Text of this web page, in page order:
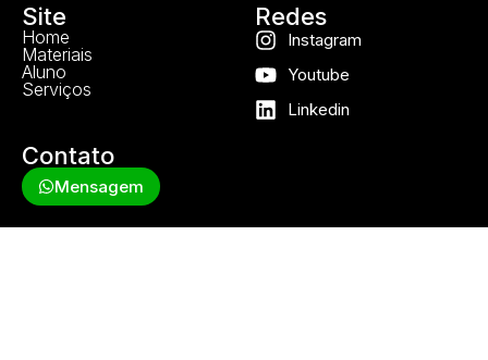
Site
Home
Materiais
Aluno
Serviços
Redes
Instagram
Youtube
Linkedin
Contato
Mensagem